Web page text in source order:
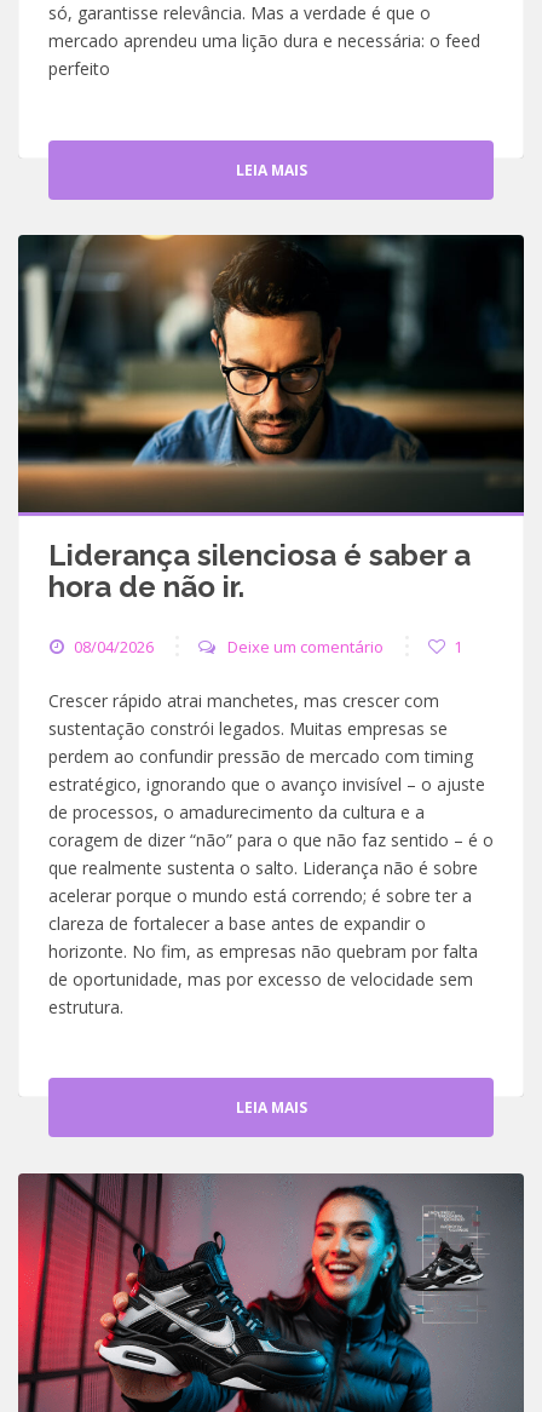
só, garantisse relevância. Mas a verdade é que o
mercado aprendeu uma lição dura e necessária: o feed
perfeito
LEIA MAIS
Liderança silenciosa é saber a
hora de não ir.
08/04/2026 Deixe um comentário 1
Crescer rápido atrai manchetes, mas crescer com
sustentação constrói legados. Muitas empresas se
perdem ao confundir pressão de mercado com timing
estratégico, ignorando que o avanço invisível – o ajuste
de processos, o amadurecimento da cultura e a
coragem de dizer “não” para o que não faz sentido – é o
que realmente sustenta o salto. Liderança não é sobre
acelerar porque o mundo está correndo; é sobre ter a
clareza de fortalecer a base antes de expandir o
horizonte. No fim, as empresas não quebram por falta
de oportunidade, mas por excesso de velocidade sem
estrutura.
LEIA MAIS